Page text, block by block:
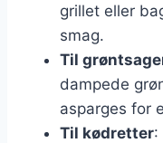
grillet eller
smag.
Til
dampede
asparges for
Til kødretter: